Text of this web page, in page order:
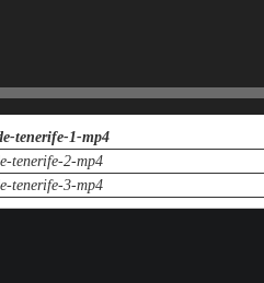
tenerife-1-mp4
tenerife-2-mp4
tenerife-3-mp4